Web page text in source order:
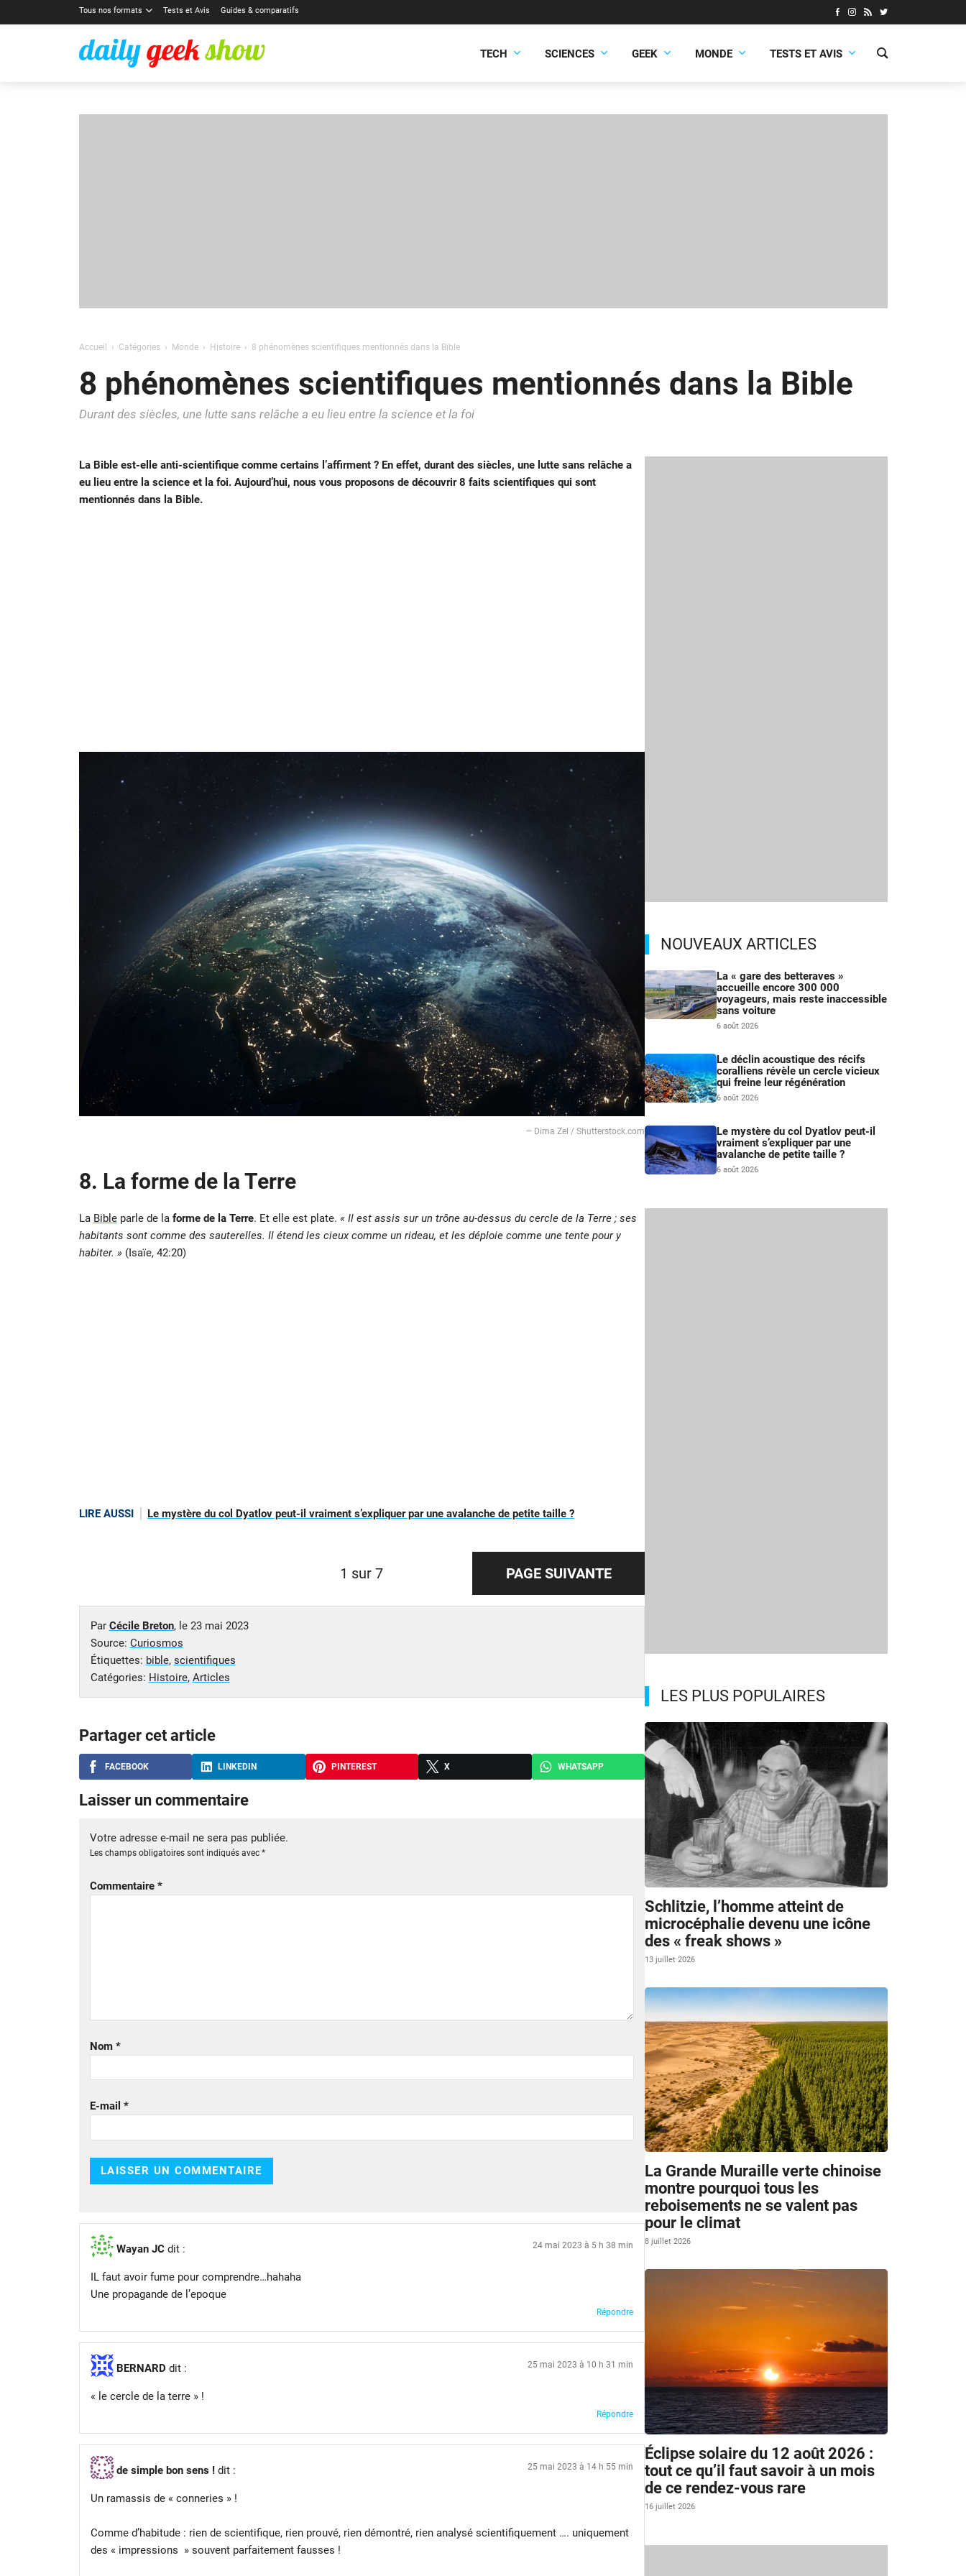
Tous nos formats Tests et Avis Guides & comparatifs
TECH SCIENCES GEEK MONDE TESTS ET AVIS
Accueil Catégories Monde Histoire 8 phénomènes scientifiques mentionnés dans la Bible
8 phénomènes scientifiques mentionnés dans la Bible
Durant des siècles, une lutte sans relâche a eu lieu entre la science et la foi
La Bible est-elle anti-scientifique comme certains l’affirment ? En effet, durant des siècles, une lutte sans relâche a
eu lieu entre la science et la foi. Aujourd’hui, nous vous proposons de découvrir 8 faits scientifiques qui sont
mentionnés dans la Bible.
— Dima Zel / Shutterstock.com
8. La forme de la Terre
La Bibleparle de la forme de la Terre. Et elle est plate. « Il est assis sur un trône au-dessus du cercle de la Terre ; ses
habitants sont comme des sauterelles. Il étend les cieux comme un rideau, et les déploie comme une tente pour y
habiter. » (Isaïe, 42:20)
LIRE AUSSI Le mystère du col Dyatlov peut-il vraiment s’expliquer par une avalanche de petite taille ?
1 sur 7 PAGE SUIVANTE
Par Cécile Breton, le 23 mai 2023
Source: Curiosmos
Étiquettes: bible, scientifiques
Catégories: Histoire, Articles
Partager cet article
FACEBOOK LINKEDIN PINTEREST X WHATSAPP
Laisser un commentaire
Votre adresse e-mail ne sera pas publiée.
Les champs obligatoires sont indiqués avec *
Commentaire *
Nom *
E-mail *
Wayan JC dit : 24 mai 2023 à 5 h 38 min
IL faut avoir fume pour comprendre…hahaha
Une propagande de l’epoque
Répondre
BERNARD dit : 25 mai 2023 à 10 h 31 min
« le cercle de la terre » !
Répondre
de simple bon sens ! dit : 25 mai 2023 à 14 h 55 min
Un ramassis de « conneries » !
Comme d’habitude : rien de scientifique, rien prouvé, rien démontré, rien analysé scientifiquement …. uniquement
des « impressions » souvent parfaitement fausses !
NOUVEAUX ARTICLES
La « gare des betteraves »
accueille encore 300 000
voyageurs, mais reste inaccessible
sans voiture
6 août 2026
Le déclin acoustique des récifs
coralliens révèle un cercle vicieux
qui freine leur régénération
6 août 2026
Le mystère du col Dyatlov peut-il
vraiment s’expliquer par une
avalanche de petite taille ?
6 août 2026
LES PLUS POPULAIRES
Schlitzie, l’homme atteint de
microcéphalie devenu une icône
des « freak shows »
13 juillet 2026
La Grande Muraille verte chinoise
montre pourquoi tous les
reboisements ne se valent pas
pour le climat
8 juillet 2026
Éclipse solaire du 12 août 2026 :
tout ce qu’il faut savoir à un mois
de ce rendez-vous rare
16 juillet 2026